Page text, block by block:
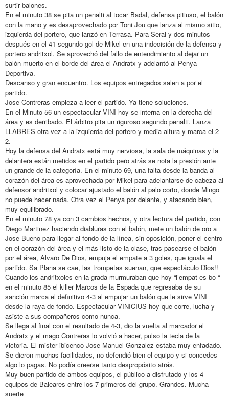
surtir balones.
En el minuto 38 se pita un penalti al tocar Badal, defensa pitiuso, el balón
con la mano y es desaprovechado por Toni Jou que lanza al mismo sitio,
izquierda del portero, que lanzó en Terrasa. Para Seral y dos minutos
después en el 41 segundo gol de Mikel en una indecisión de la defensa y
portero andritxol. Se aprovechó del fallo de entendimiento al dejar un
balón muerto en el borde del área el Andratx y adelantó al Penya
Deportiva.
Descanso y gran encuentro. Los equipos entregados salen a por el
partido.
Jose Contreras empieza a leer el partido. Ya tiene soluciones.
En el Minuto 56 un espectacular VINI hoy se interna en la derecha del
área y es derribado. El árbitro pita un riguroso segundo penalti. Lanza
LLABRES otra vez a la izquierda del portero y media altura y marca el 2-
2.
Hoy la defensa del Andratx está muy nerviosa, la sala de máquinas y la
delantera están metidos en el partido pero atrás se nota la presión ante
un grande de la categoría. En el minuto 69, una falta desde la banda al
corazón del área es aprovechada por Mikel para adelantarse de cabeza al
defensor andritxol y colocar ajustado el balón al palo corto, donde Mingo
no puede hacer nada. Otra vez el Penya por delante, y atacando bien,
muy equilibrado.
En el minuto 78 ya con 3 cambios hechos, y otra lectura del partido, con
Diego Martinez haciendo diabluras con el balón, mete un balón de oro a
Jose Bueno para llegar al fondo de la línea, sin oposición, poner el centro
en el corazón del área y el más listo de la clase, tras pasearse el balón
por el área, Alvaro De Dios, empuja el empate a 3 goles, que iguala el
partido. Sa Plana se cae, las trompetas suenan, que espectáculo Dios!!
Cuando los andritxoles en la grada murmuraban que hoy “l’empat es bo “
en el minuto 85 el killer Marcos de la Espada que regresaba de su
sanción marca el definitivo 4-3 al empujar un balón que le sirve VINI
desde la raya de fondo. Espectacular VINICIUS hoy que corre, lucha y
asiste a sus compañeros como nunca.
Se llega al final con el resultado de 4-3, dio la vuelta al marcador el
Andratx y el mago Contreras lo volvió a hacer, pulso la tecla de la
victoria. El mister ibicenco Jose Manuel Gonzalez estaba muy enfadado.
Se dieron muchas facilidades, no defendió bien el equipo y si concedes
algo lo pagas. No podía creerse tanto despropósito atrás.
Muy buen partido de ambos equipos, el público a disfrutado y los 4
equipos de Baleares entre los 7 primeros del grupo. Grandes. Mucha
suerte